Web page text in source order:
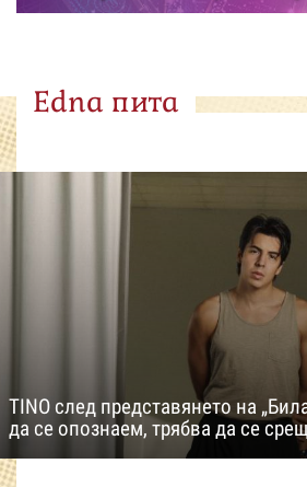
Edna пита
TINO след представянето на
да се опознаем, трябва да се